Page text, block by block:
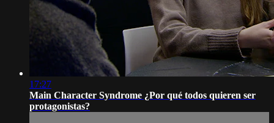
17:27
Main Character Syndrome ¿Por qué todos quieren ser
protagonistas?